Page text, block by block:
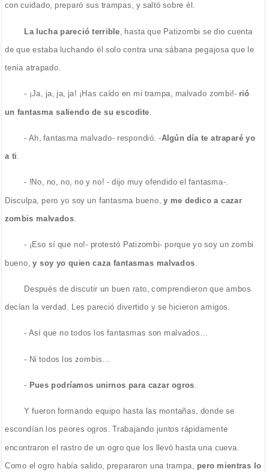
con cuidado, preparó sus trampas, y saltó sobre él.
La lucha pareció terrible , hasta que Patizombi se dio cuenta
de que estaba luchando él solo contra una sábana pegajosa que le
tenía atrapado.
- ¡Ja, ja, ja, ja! ¡Has caído en mi trampa, malvado zombi!- rió
un fantasma saliendo de su escodite
- Ah, fantasma malvado- respondió. -Algún día te atraparé yo
a ti
- !No, no, no, no y no! - dijo muy ofendido el fantasma-.
Disculpa, pero yo soy un fantasma bueno, y me dedico a cazar
zombis malvados
- ¡Eso sí que no!- protestó Patizombi- porque yo soy un zombi
bueno, y soy yo quien caza fantasmas malvados
Después de discutir un buen rato, comprendieron que ambos
decían la verdad. Les pareció divertido y se hicieron amigos.
- Así que no todos los fantasmas son malvados…
- Ni todos los zombis…
- Pues podríamos unirnos para cazar ogros
Y fueron formando equipo hasta las montañas, donde se
escondían los peores ogros. Trabajando juntos rápidamente
encontraron el rastro de un ogro que los llevó hasta una cueva.
Como el ogro había salido, prepararon una trampa, pero mientras lo